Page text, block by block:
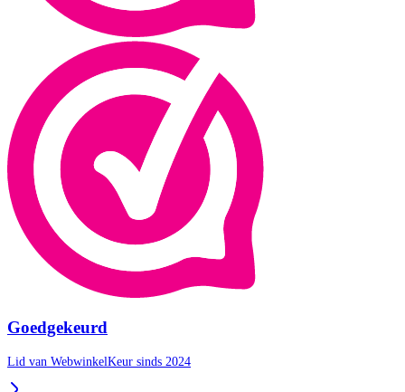
Goedgekeurd
Lid van WebwinkelKeur sinds 2024